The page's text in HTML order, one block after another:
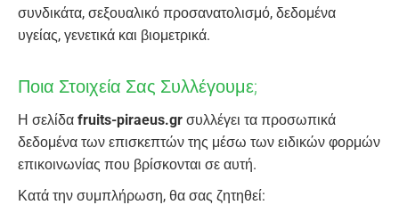
συνδικάτα, σεξουαλικό προσανατολισμό, δεδομένα
υγείας, γενετικά και βιομετρικά.
Ποια Στοιχεία Σας Συλλέγουμε;
Η σελίδα fruits-piraeus.gr συλλέγει τα προσωπικά
δεδομένα των επισκεπτών της μέσω των ειδικών φορμών
επικοινωνίας που βρίσκονται σε αυτή.
Κατά την συμπλήρωση, θα σας ζητηθεί: